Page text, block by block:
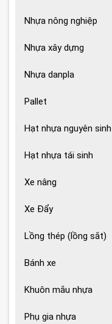
Nhựa nông nghiệp
Nhựa xây dựng
Nhựa danpla
Pallet
Hạt nhựa nguyên sinh
Hạt nhựa tái sinh
Xe nâng
Xe Đẩy
Lồng thép (lồng sắt)
Bánh xe
Khuôn mắu nhựa
Phụ gia nhựa